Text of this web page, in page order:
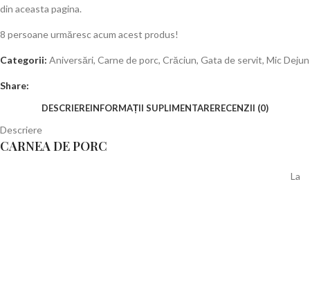
din aceasta pagina.
8 persoane urmăresc acum acest produs!
Categorii: Aniversări, Carne de porc, Crăciun, Gata de servit, Mic Dejun
Share:
DESCRIEREINFORMAȚII SUPLIMENTARERECENZII (0)
Descriere
CARNEA DE PORC
La